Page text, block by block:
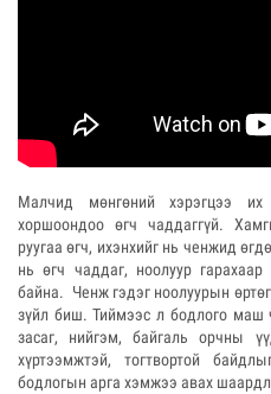
Малчид мөнгөний хэрэгцээ
хоршоондоо өгч чаддаггүй.
руугаа өгч, ихэнхийг нь ченжид
нь өгч чаддаг, ноолуур
байна. Ченж гэдэг ноолуурын
зүйл биш. Тиймээс л бодлого маш
засаг, нийгэм, байгаль орчны
хүртээмжтэй, тогтвортой
бодлогын арга хэмжээ авах